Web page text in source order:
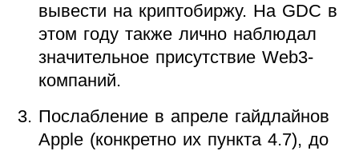
вывести на криптобиржу. На GDC в
этом году также лично наблюдал
значительное присутствие Web3-
компаний.
Послабление в апреле гайдлайнов
Apple (конкретно их пункта 4.7), до